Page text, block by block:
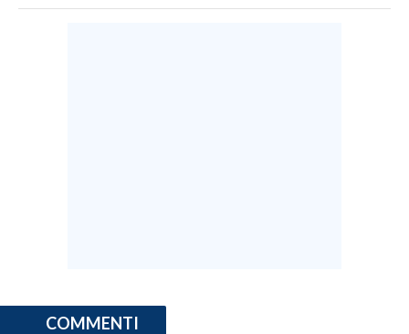
COMMENTI